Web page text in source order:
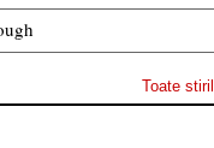
Toate